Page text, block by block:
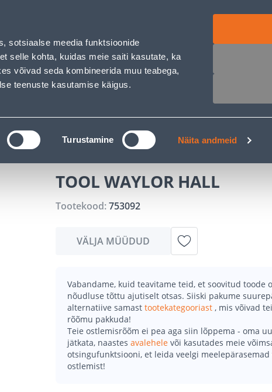
sotsiaalse meedia funktsioonide
selle kohta, kuidas meie saiti kasutate, ka
võivad seda kombineerida muu teabega,
teenuste kasutamise käigus.
Turustamine Näita andmeid
Logi sisse
TOOL WAYLOR HALL
TOOL WAYLOR HALL
Tootekood:753092
VÄLJA MÜÜDUD
Vabandame, kuid teavitame teid, et soovitud toode
nõudluse tõttu ajutiselt otsas. Siiski pakume
alternatiive samast tootekategooriast , mis võivad
rõõmu pakkuda!
Teie ostlemisrõõm ei pea aga siin lõppema - oma
jätkata, naastes avalehele või kasutades meie
otsingufunktsiooni, et leida veelgi meelepärasemad
ostlemist!